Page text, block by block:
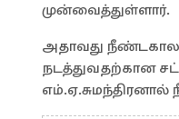
முன்வைத்துள்ளார்.
அதாவது
நடத்துவதற்கான
எம்.ஏ.சுமந்திரனால்